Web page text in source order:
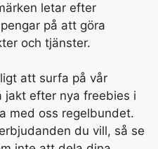
letar efter
på att göra
och tjänster.
att surfa på vår
jakt efter nya freebies i
med oss regelbundet.
du vill, så se